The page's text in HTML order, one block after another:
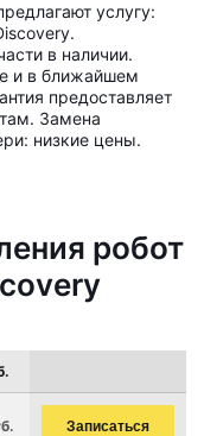
услугу:
в наличии.
и в ближайшем
предоставляет
Замена
низкие цены.
робот
Записаться